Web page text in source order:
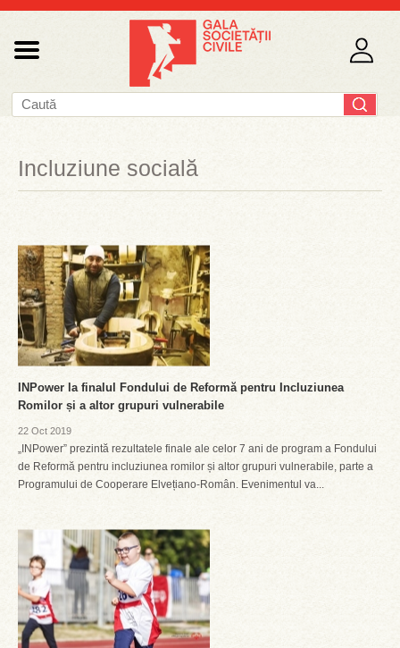
Incluziune socială
INPower la finalul Fondului de Reformă pentru Incluziunea
Romilor și a altor grupuri vulnerabile
22 Oct 2019
„INPower” prezintă rezultatele finale ale celor 7 ani de program a Fondului
de Reformă pentru incluziunea romilor și altor grupuri vulnerabile, parte a
Programului de Cooperare Elvețiano-Român. Evenimentul va...